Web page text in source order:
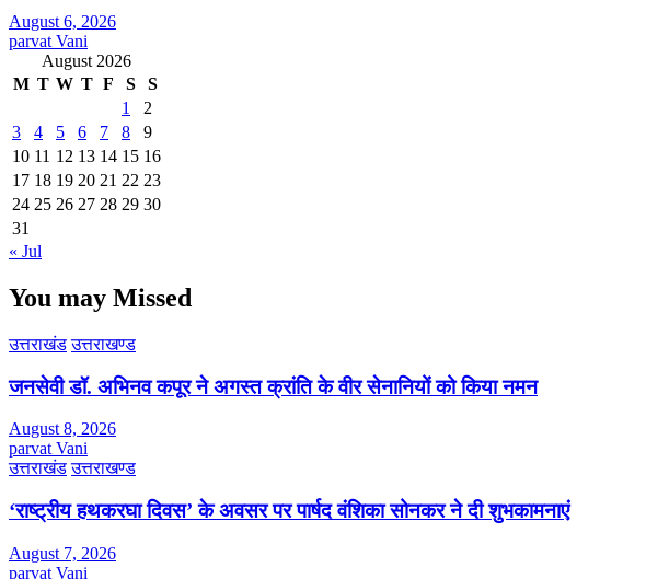
August 6, 2026
parvat Vani
August 2026
M T W T F S
S
1
2
3
4 5 6 7 8
9
10 11 12 13 14 15 16
17 18 19 20 21 22 23
24 25 26 27 28 29 30
31
« Jul
You may Missed
उत्तराखंड उत्तराखण्ड
जनसेवी डॉ. अभिनव कपूर ने अगस्त क्रांति के वीर सेनानियों को किया नमन
August 8, 2026
parvat Vani
उत्तराखंड उत्तराखण्ड
‘राष्ट्रीय हथकरघा दिवस’ के अवसर पर पार्षद वंशिका सोनकर ने दी शुभकामनाएं
August 7, 2026
parvat Vani